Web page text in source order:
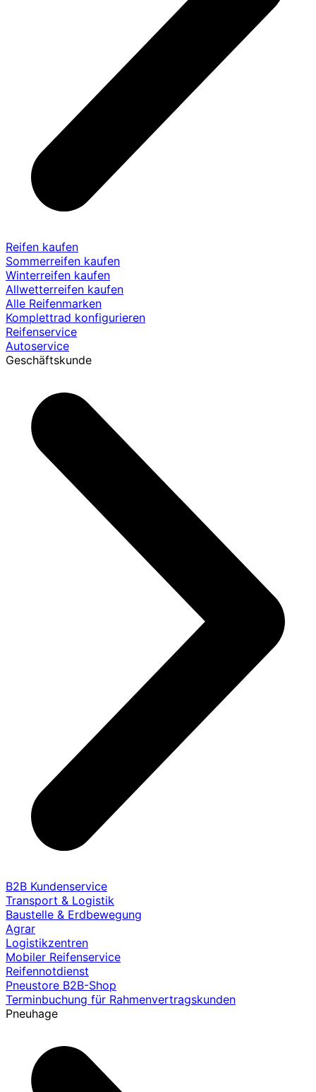
Reifen kaufen
Sommerreifen kaufen
Winterreifen kaufen
Allwetterreifen kaufen
Alle Reifenmarken
Komplettrad konfigurieren
Reifenservice
Autoservice
Geschäftskunde
B2B Kundenservice
Transport & Logistik
Baustelle & Erdbewegung
Agrar
Logistikzentren
Mobiler Reifenservice
Reifennotdienst
Pneustore B2B-Shop
Terminbuchung für Rahmenvertragskunden
Pneuhage